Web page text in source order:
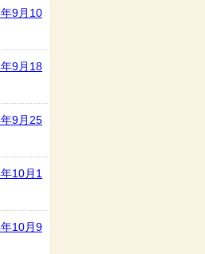
9月10
9月18
9月25
10月1
10月9